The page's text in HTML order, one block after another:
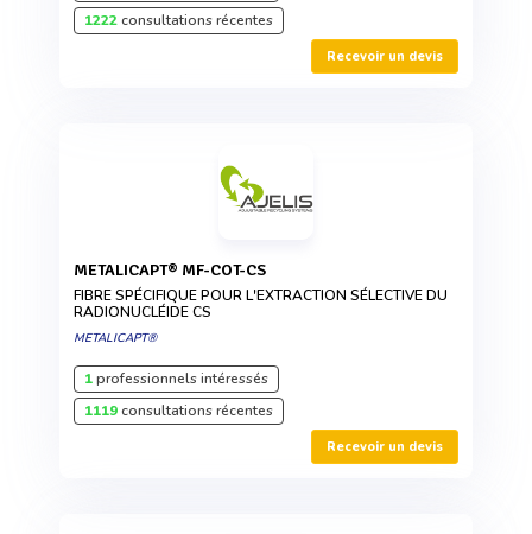
1222consultations récentes
Recevoir un devis
METALICAPT® MF-COT-CS
FIBRE SPÉCIFIQUE POUR L'EXTRACTION SÉLECTIVE DU
RADIONUCLÉIDE CS
METALICAPT®
1professionnels intéressés
1119consultations récentes
Recevoir un devis